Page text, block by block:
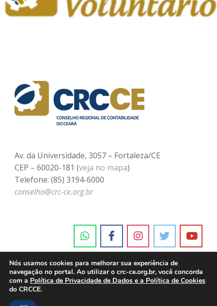
Av. da Universidade, 3057 – Fortaleza/CE
CEP – 60020-181 (veja no mapa)
Telefone: (85) 3194-6000
conselho@crc-ce.org.br
Nós usamos cookies para melhorar sua experiência de
navegação no portal. Ao utilizar o crc-ce.org.br, você concorda
com a Política de Privacidade de Dados e a Política de Cookies
do CRCCE.